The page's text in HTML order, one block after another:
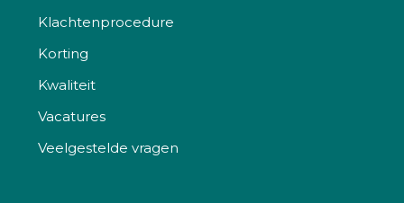
Klachtenprocedure
Korting
Kwaliteit
Vacatures
Veelgestelde vragen